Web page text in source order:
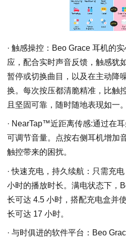
· 触感操控：Beo Grace 耳机的
应，配合实时声音反馈，触感犹
暂停或切换曲目，以及在主动降
换。每次按压都清脆精准，比触
且坚固可靠，随时随地表现如一。
· NearTap™近距离传感:通过在
可调节音量。点按右侧耳机增加
触控带来的困扰。
· 快速充电，持久续航：只需充
小时的播放时长。满电状态下，
长可达 4.5 小时，搭配充电盒并
长可达 17 小时。
· 与时俱进的软件平台：Beo